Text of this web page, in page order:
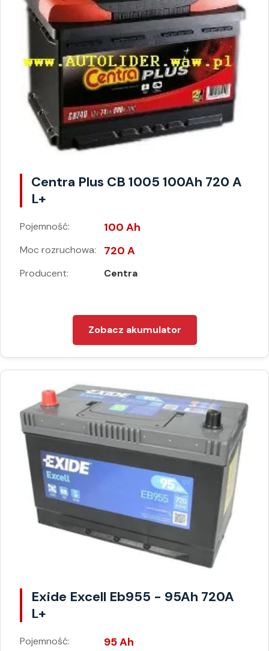
Centra Plus CB 1005 100Ah 720 A
L+
Pojemność: 100 Ah
Moc rozruchowa: 720 A
Producent: Centra
Zobacz akumulator
Exide Excell Eb955 - 95Ah 720A
L+
Pojemność: 95 Ah